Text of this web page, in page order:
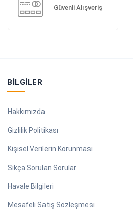
Güvenli Alışveriş
BILGILER
Hakkımızda
Gizlilik Politikası
Kişisel Verilerin Korunması
Sıkça Sorulan Sorular
Havale Bilgileri
Mesafeli Satış Sözleşmesi